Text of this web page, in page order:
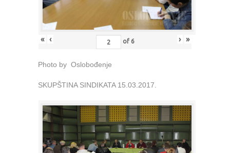
« ‹ of 6 › »
Photo by Oslobođenje
SKUPŠTINA SINDIKATA 15.03.2017.